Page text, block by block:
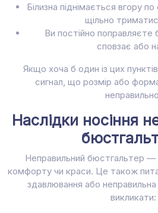
Білизна піднімається вгору
щільно
Ви постійно поправляєте
сповзає або
Якщо хоча б один із цих
сигнал, що розмір або форма
Наслідки носіння
Неправильний бюстгальтер —
комфорту чи краси. Це також
здавлювання або
викликати: